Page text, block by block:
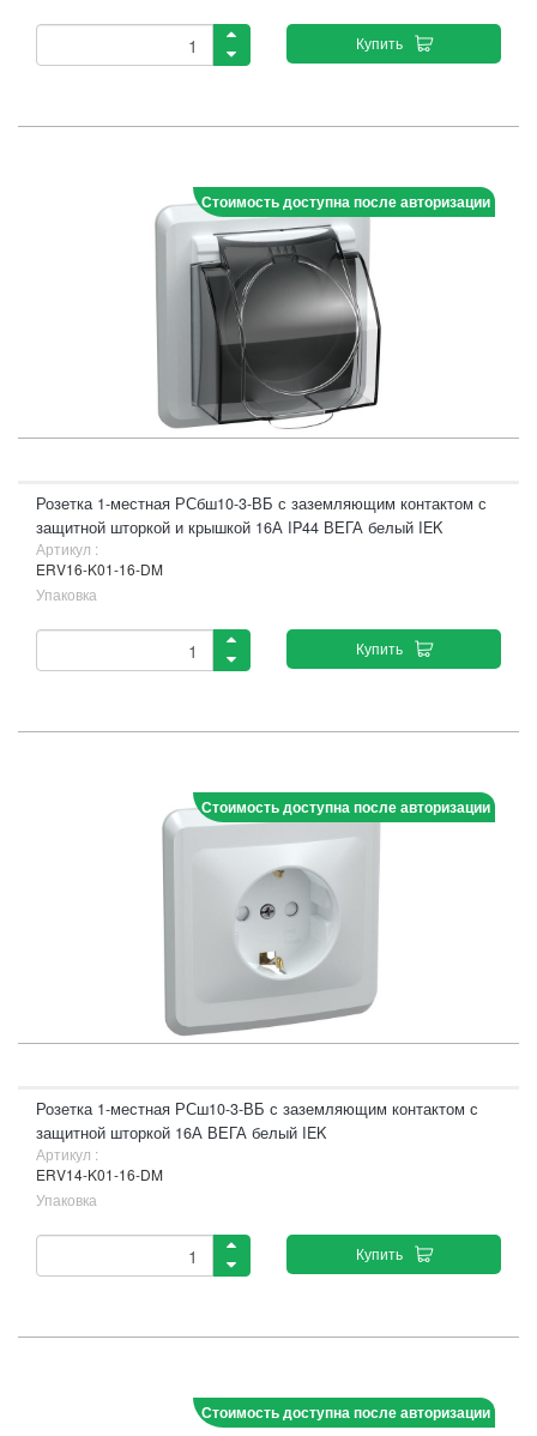
Купить
Стоимость доступна после авторизации
Розетка 1-местная РСбш10-3-ВБ с заземляющим контактом с
защитной шторкой и крышкой 16А IP44 ВЕГА белый IEK
Артикул :
ERV16-K01-16-DM
Упаковка
Купить
Стоимость доступна после авторизации
Розетка 1-местная РСш10-3-ВБ с заземляющим контактом с
защитной шторкой 16А ВЕГА белый IEK
Артикул :
ERV14-K01-16-DM
Упаковка
Купить
Стоимость доступна после авторизации